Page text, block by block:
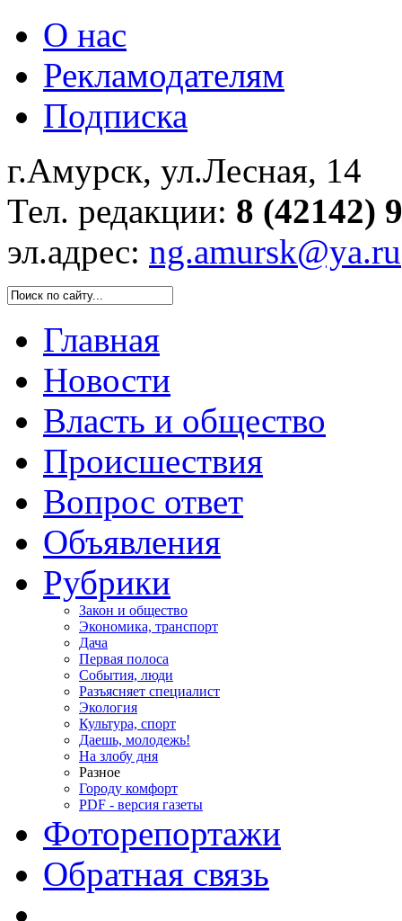
О нас
Рекламодателям
Подписка
г.Амурск, ул.Лесная, 14
Тел. редакции: 8 (42142)
эл.адрес: ng.amursk@ya.ru
Главная
Новости
Власть и общество
Происшествия
Вопрос ответ
Объявления
Рубрики
Закон и общество
Экономика, транспорт
Дача
Первая полоса
События, люди
Разъясняет специалист
Экология
Культура, спорт
Даешь, молодежь!
На злобу дня
Разное
Городу комфорт
PDF - версия газеты
Фоторепортажи
Обратная связь